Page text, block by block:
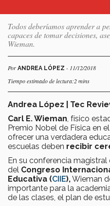
Todos deberíamos aprender a
capaces de tomar decisiones,
Wieman.
Por ANDREA LÓPEZ - 11/12/2018
Tiempo estimado de lectura:2 mins
Andrea López | Tec
Carl E. Wieman , físico
Premio Nobel de Física en
ofrecer una verdadera
escuelas deben recibir
En su conferencia magistral
del Congreso
Educativa (CIIE),Wieman
importante para la
de las clases, el plan de